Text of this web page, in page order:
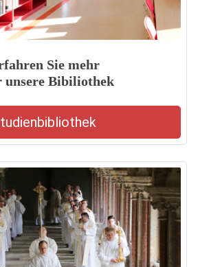
Sie mehr
unsere Bibiliothek